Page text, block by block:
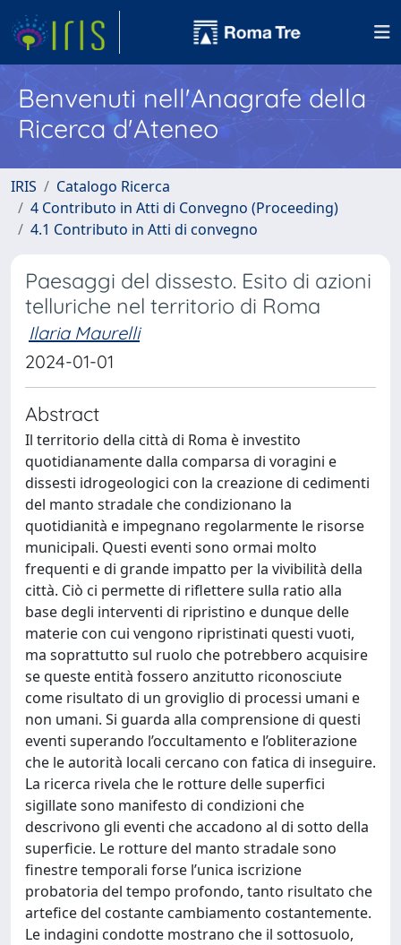
Benvenuti nell'Anagrafe della
Ricerca d'Ateneo
IRIS
Catalogo Ricerca
4 Contributo in Atti di Convegno (Proceeding)
4.1 Contributo in Atti di convegno
Paesaggi del dissesto. Esito di azioni
telluriche nel territorio di Roma
Ilaria Maurelli
2024-01-01
Abstract
Il territorio della città di Roma è investito
quotidianamente dalla comparsa di voragini e
dissesti idrogeologici con la creazione di cedimenti
del manto stradale che condizionano la
quotidianità e impegnano regolarmente le risorse
municipali. Questi eventi sono ormai molto
frequenti e di grande impatto per la vivibilità della
città. Ciò ci permette di riflettere sulla ratio alla
base degli interventi di ripristino e dunque delle
materie con cui vengono ripristinati questi vuoti,
ma soprattutto sul ruolo che potrebbero acquisire
se queste entità fossero anzitutto riconosciute
come risultato di un groviglio di processi umani e
non umani. Si guarda alla comprensione di questi
eventi superando l’occultamento e l’obliterazione
che le autorità locali cercano con fatica di inseguire.
La ricerca rivela che le rotture delle superfici
sigillate sono manifesto di condizioni che
descrivono gli eventi che accadono al di sotto della
superficie. Le rotture del manto stradale sono
finestre temporali forse l’unica iscrizione
probatoria del tempo profondo, tanto risultato che
artefice del costante cambiamento costantemente.
Le indagini condotte mostrano che il sottosuolo,